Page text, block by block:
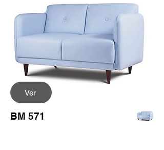
Ver
BM 571